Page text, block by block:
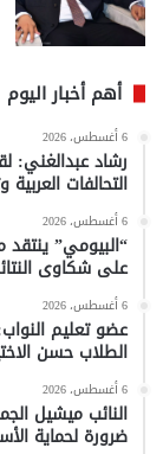
أهم أخبار اليوم
6 أغسطس، 2026
رشاد عبدالغني:
التحالفات
6 أغسطس، 2026
“البيومي” ينتقد
على شكاوى
6 أغسطس، 2026
عضو تعليم
الطلاب حسن
6 أغسطس، 2026
النائب ميشيل
ضرورة لحماية